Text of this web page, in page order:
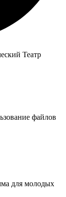
Театр
файлов
для молодых